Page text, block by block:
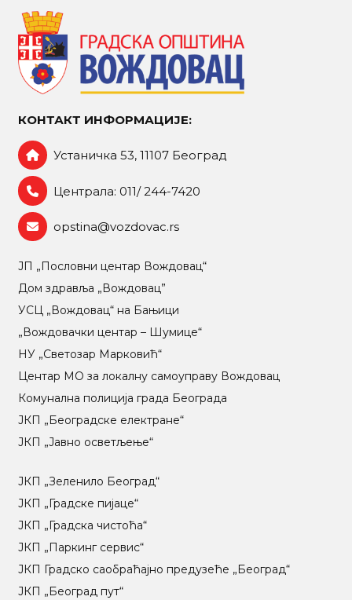
КОНТАКТ ИНФОРМАЦИЈЕ:
Устаничка 53, 11107 Београд
Централа: 011/ 244-7420
opstina@vozdovac.rs
ЈП „Пословни центар Вождовац“
Дом здравља „Вождовац”
УСЦ „Вождовац“ на Бањици
„Вождовачки центар – Шумице“
НУ „Светозар Марковић“
Центар МO за локалну самоуправу Вождовац
Комунална полиција града Београда
ЈКП „Београдске електране“
ЈКП „Јавно осветљење“
ЈКП „Зеленило Београд“
ЈКП „Градске пијаце“
ЈКП „Градска чистоћа“
ЈКП „Паркинг сервис“
ЈКП Градско саобраћајно предузеће „Београд“
ЈКП „Београд пут“